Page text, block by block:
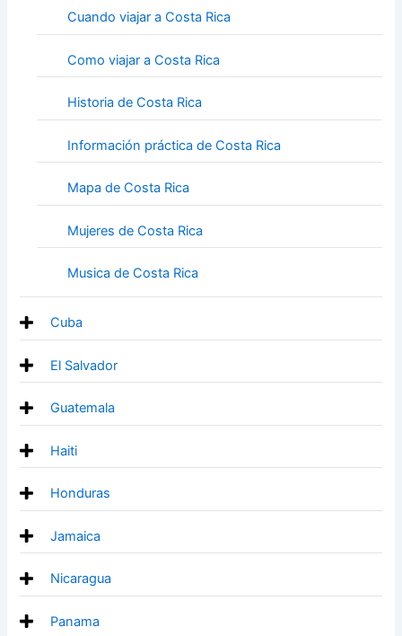
Cuando viajar a Costa Rica
Como viajar a Costa Rica
Historia de Costa Rica
Información práctica de Costa Rica
Mapa de Costa Rica
Mujeres de Costa Rica
Musica de Costa Rica
Cuba
El Salvador
Guatemala
Haiti
Honduras
Jamaica
Nicaragua
Panama